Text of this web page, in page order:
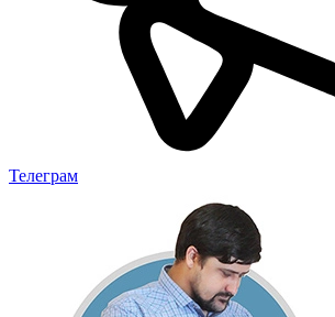
Телеграм